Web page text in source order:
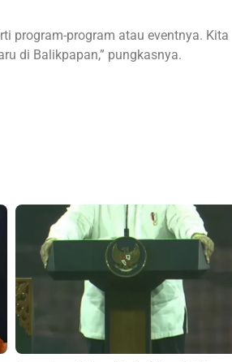
program-program atau eventnya. Kita
di Balikpapan,” pungkasnya.